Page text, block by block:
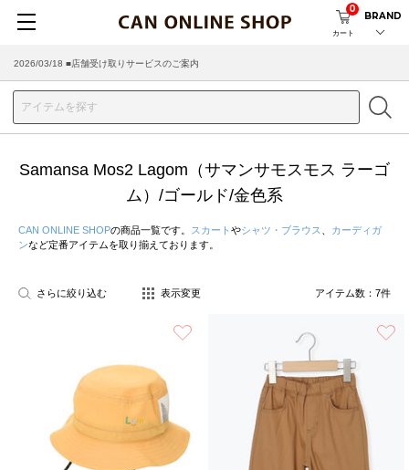
カート
0
BRAND
2026/03/18 ■店舗受け取りサービスのご案内
Samansa Mos2 Lagom（サマンサモスモス ラーゴ
ム）/ゴールド/金色系
CAN ONLINE SHOPの商品一覧です。 スカート やシャツ・ブラウス
カーディガ
ンなど定番アイテムを取り揃えております。
さらに絞り込む 表示変更 アイテム数： 7件